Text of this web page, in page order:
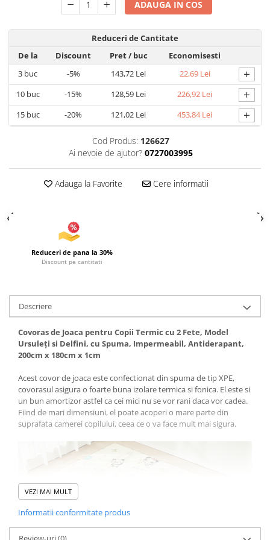
Articole pentru Iluminat
Lampi de veghe
Articole si, Echipamente pentru
Transport şi Ridicat
Pelerine, Umbrele si Accesorii
Videoproiectoare
ADAUGA IN COS
Reduceri de Cantitate
De la
Discount Pret/ buc
Economisesti
3 buc -5% 143,72 Lei 22,69 Lei +
10buc -15% 128,59 Lei 226,92 Lei +
15buc -20% 121,02 Lei 453,84 Lei +
Cod Produs: 126627
Ai nevoie de ajutor? 0727003995
Adauga la Favorite Cere informatii
Reduceri de pana la 30%
Discount pe cantitati
Descriere
Covoras de Joaca pentru Copii Termic cu 2 Fete, Model
Ursuleți si Delfini, cu Spuma, Impermeabil, Antiderapant,
200cm x 180cm x 1cm
Acest covor de joaca este confectionat din spuma de tip XPE,
covorasul asigura o foarte buna izolare termica si fonica. El este si
un bun amortizor astfel ca cei mici nu se vor rani daca vor cadea.
Fiind de mari dimensiuni, el poate acoperi o mare parte din
suprafata camerei copilului, ceea ce o va face mult mai sigura.
VEZI MAI MULT
Informatii conformitate produs